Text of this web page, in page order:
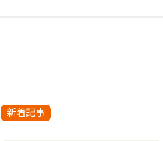
新着記事